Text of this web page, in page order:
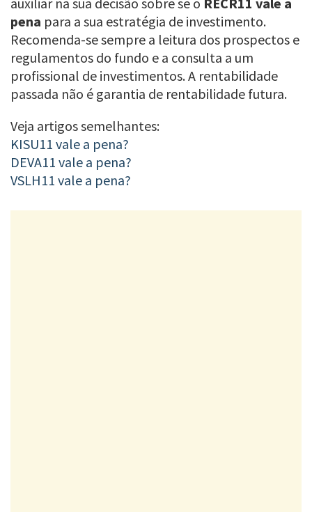
pena para a sua estratégia de investimento.
Recomenda-se sempre a leitura dos prospectos e
regulamentos do fundo e a consulta a um
profissional de investimentos. A rentabilidade
passada não é garantia de rentabilidade futura.
Veja artigos semelhantes:
KISU11 vale a pena?
DEVA11 vale a pena?
VSLH11 vale a pena?